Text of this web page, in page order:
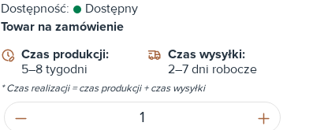
Dostępność:
Dostępny
Towar na zamówienie
Czas produkcji:
5–8 tygodni
Czas wysyłki:
2–7 dni robocze
* Czas realizacji = czas produkcji + czas wysyłki
Ilość produktu: Wprowadź żądaną